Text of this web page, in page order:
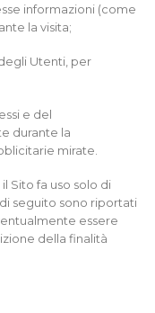
informazioni (come
la visita;
Utenti, per
e del
durante la
mirate.
Sito fa uso solo di
seguito sono riportati
essere
della finalità